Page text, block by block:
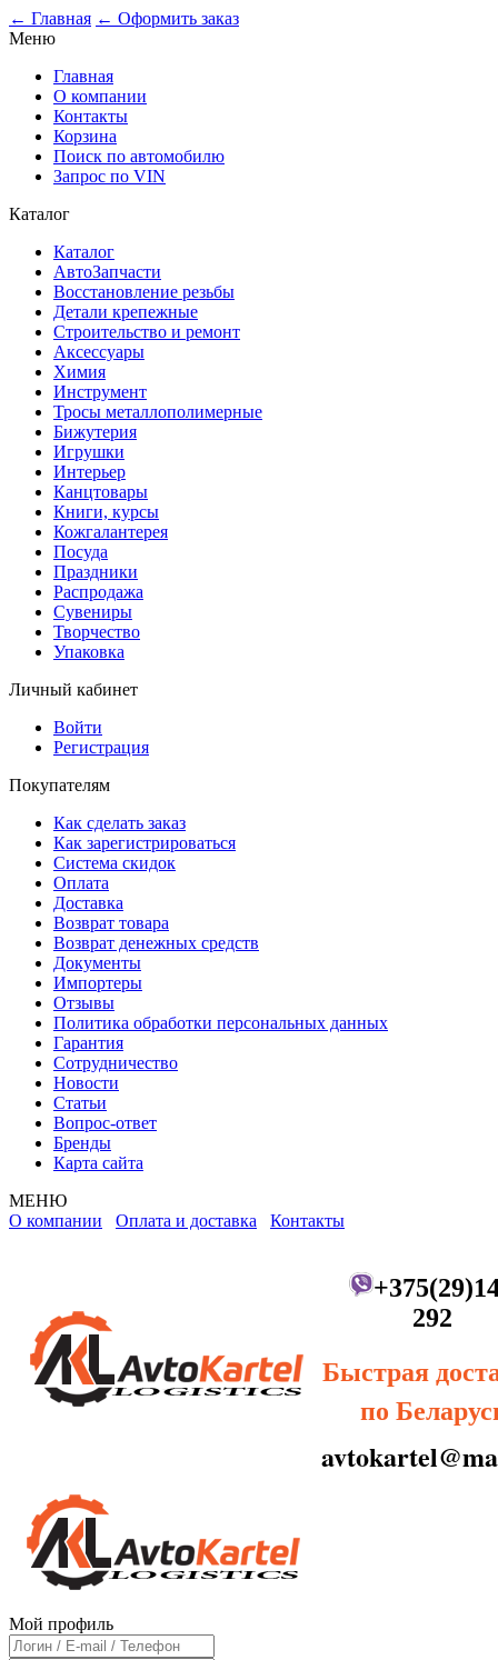
← Главная ← Оформить заказ
Меню
Главная
О компании
Контакты
Корзина
Поиск по автомобилю
Запрос по VIN
Каталог
Каталог
АвтоЗапчасти
Восстановление резьбы
Детали крепежные
Строительство и ремонт
Аксессуары
Химия
Инструмент
Тросы металлополимерные
Бижутерия
Игрушки
Интерьер
Канцтовары
Книги, курсы
Кожгалантерея
Посуда
Праздники
Распродажа
Сувениры
Творчество
Упаковка
Личный кабинет
Войти
Регистрация
Покупателям
Как сделать заказ
Как зарегистрироваться
Система скидок
Оплата
Доставка
Возврат товара
Возврат денежных средств
Документы
Импортеры
Отзывы
Политика обработки персональных данных
Гарантия
Сотрудничество
Новости
Статьи
Вопрос-ответ
Бренды
Карта сайта
МЕНЮ
О компании Оплата и доставка Контакты
292
Быстрая
по
Мой профиль